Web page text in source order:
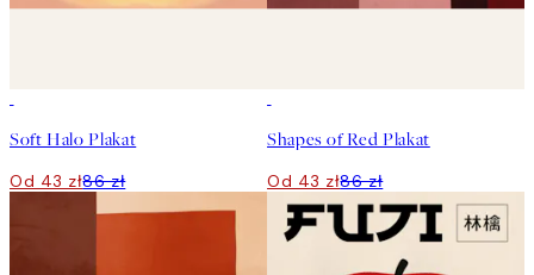
Soft Halo Plakat
Od 43 zł86 zł
Shapes of Red Plakat
Od 43 zł86 zł